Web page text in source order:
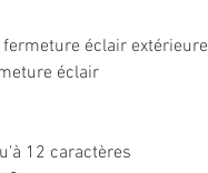
éclair extérieure
éclair
12 caractères